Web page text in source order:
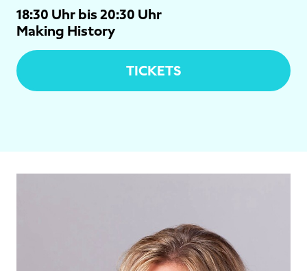
18:30 Uhr bis 20:30 Uhr
Making History
TICKETS